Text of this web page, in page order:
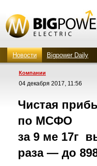
Новости Bigpower Daily
Компании
04 декабря 2017, 11:56
Чистая
по МСФО
за 9 ме 17г
раза — до